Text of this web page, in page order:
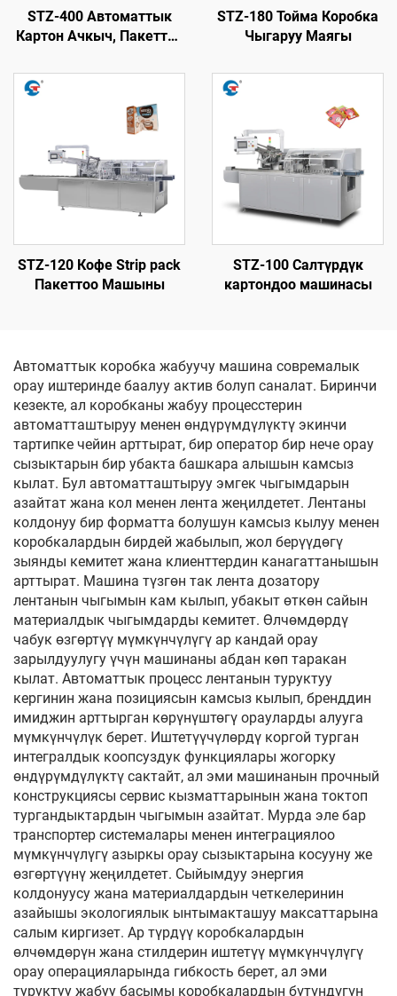
STZ-400 Автоматтык
Картон Ачкыч, Пакеттөө
STZ-180 Тойма Коробка
Чыгаруу Маягы
STZ-120 Кофе Strip pack
Пакеттоо Машыны
STZ-100 Салтүрдүк
картондоо машинасы
Автоматтык коробка жабуучу машина совремалык
орау иштеринде баалуу актив болуп саналат. Биринчи
кезекте, ал коробканы жабуу процесстерин
автоматташтыруу менен өндүрүмдүлүктү экинчи
тартипке чейин арттырат, бир оператор бир нече орау
сызыктарын бир убакта башкара алышын камсыз
кылат. Бул автоматташтыруу эмгек чыгымдарын
азайтат жана кол менен лента жеңилдетет. Лентаны
колдонуу бир форматта болушун камсыз кылуу менен
коробкалардын бирдей жабылып, жол берүүдөгү
зыянды кемитет жана клиенттердин канагаттанышын
арттырат. Машина түзгөн так лента дозатору
лентанын чыгымын кам кылып, убакыт өткөн сайын
материалдык чыгымдарды кемитет. Өлчөмдөрдү
чабук өзгөртүү мүмкүнчүлүгү ар кандай орау
зарылдуулугу үчүн машинаны абдан көп таракан
кылат. Автоматтык процесс лентанын туруктуу
кергинин жана позициясын камсыз кылып, бренддин
имиджин арттырган көрүнүштөгү орауларды алууга
мүмкүнчүлүк берет. Иштетүүчүлөрдү коргой турган
интегралдык коопсуздук функциялары жогорку
өндүрүмдүлүктү сактайт, ал эми машинанын прочный
конструкциясы сервис кызматтарынын жана токтоп
тургандыктардын чыгымын азайтат. Мурда эле бар
транспортер системалары менен интеграциялоо
мүмкүнчүлүгү азыркы орау сызыктарына косууну же
өзгөртүүнү жеңилдетет. Сыйымдуу энергия
колдонуусу жана материалдардын четкелеринин
азайышы экологиялык ынтымакташуу максаттарына
салым киргизет. Ар түрдүү коробкалардын
өлчөмдөрүн жана стилдерин иштетүү мүмкүнчүлүгү
орау операцияларында гибкость берет, ал эми
туруктуу жабуу басымы коробкалардын бүтүндүгүн